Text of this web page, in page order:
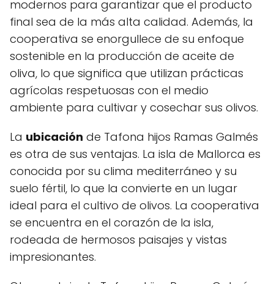
modernos para garantizar que el producto
final sea de la más alta calidad. Además, la
cooperativa se enorgullece de su enfoque
sostenible en la producción de aceite de
oliva, lo que significa que utilizan prácticas
agrícolas respetuosas con el medio
ambiente para cultivar y cosechar sus olivos.
La ubicación de Tafona hijos Ramas Galmés
es otra de sus ventajas. La isla de Mallorca es
conocida por su clima mediterráneo y su
suelo fértil, lo que la convierte en un lugar
ideal para el cultivo de olivos. La cooperativa
se encuentra en el corazón de la isla,
rodeada de hermosos paisajes y vistas
impresionantes.